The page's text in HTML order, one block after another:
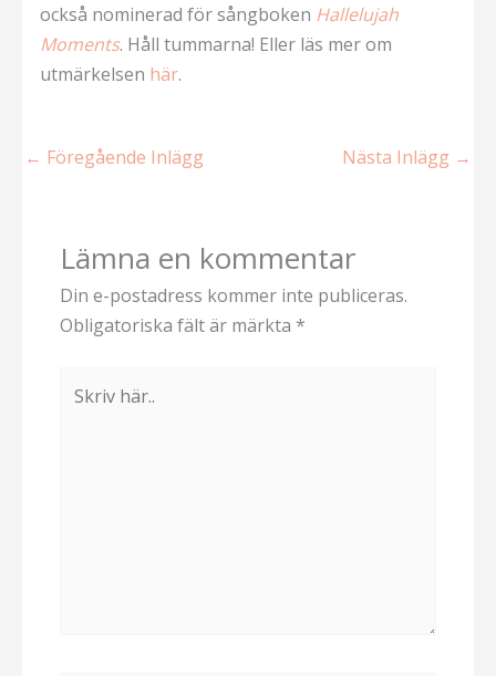
också nominerad för sångboken Hallelujah
Moments. Håll tummarna! Eller läs mer om
utmärkelsen här.
← Föregående Inlägg Nästa Inlägg →
Lämna en kommentar
Din e-postadress kommer inte publiceras.
Obligatoriska fält är märkta *
här..